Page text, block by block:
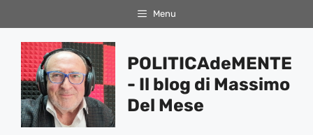
al
contenuto
Menu
POLITICAdeMENTE
- Il blog di Massimo
Del Mese